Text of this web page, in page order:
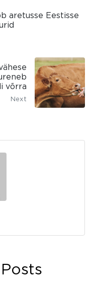
aretusse Eestisse
võrra
Next